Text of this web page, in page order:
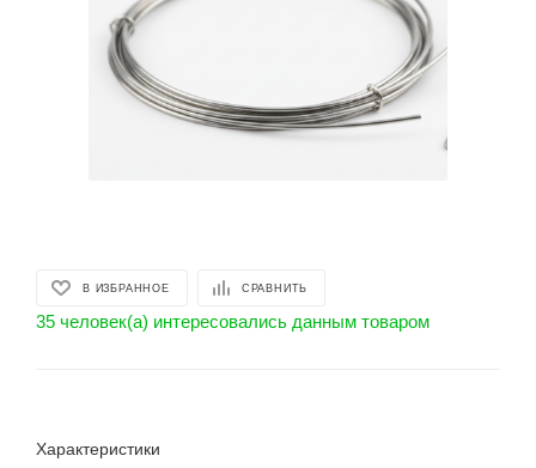
В ИЗБРАННОЕ СРАВНИТЬ
35 человек(а) интересовались данным товаром
Характеристики